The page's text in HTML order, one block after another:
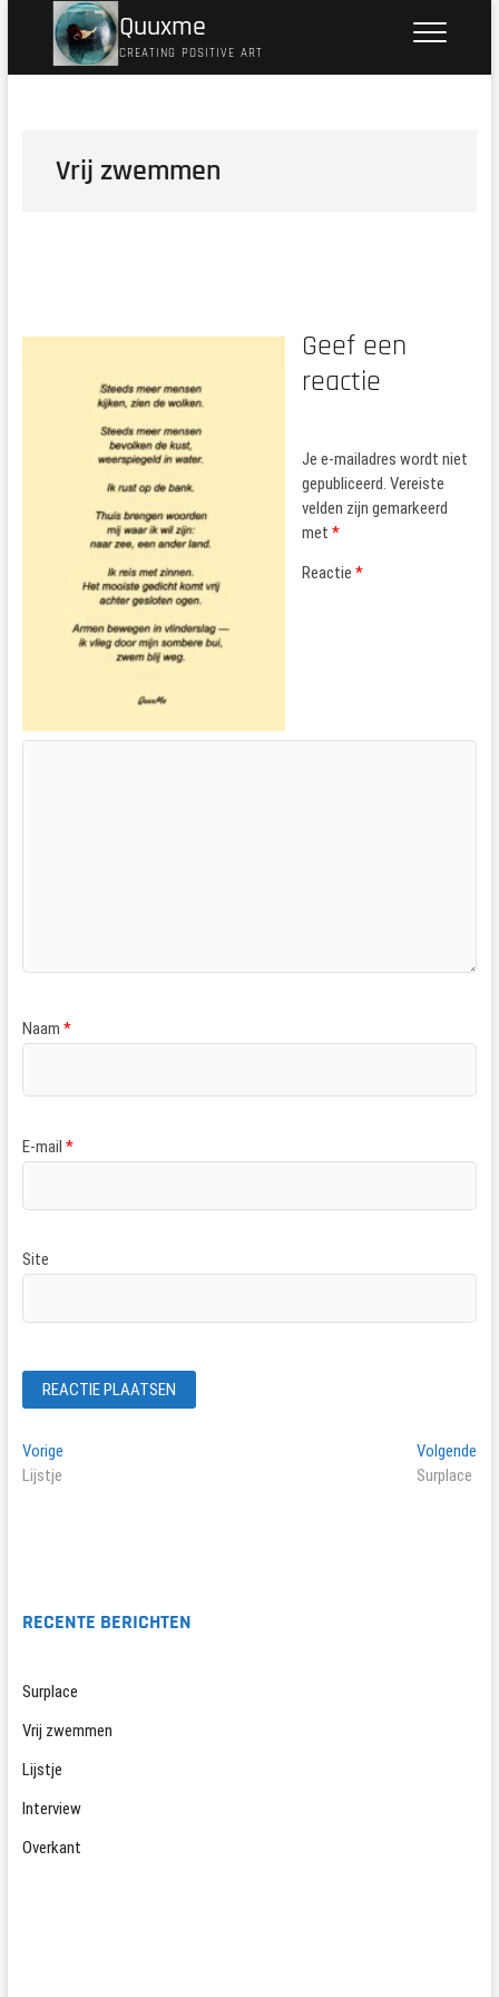
Quuxme
CREATING POSITIVE ART
Vrij zwemmen
Geef een
reactie
Je e-mailadres wordt niet
gepubliceerd. Vereiste
velden zijn gemarkeerd
met *
Reactie *
Naam *
E-mail *
Site
Bericht
navigatie
VorigeVorig
Lijstje
Volgende
Surplace
RECENTE BERICHTEN
Surplace
Vrij zwemmen
Lijstje
Interview
Overkant